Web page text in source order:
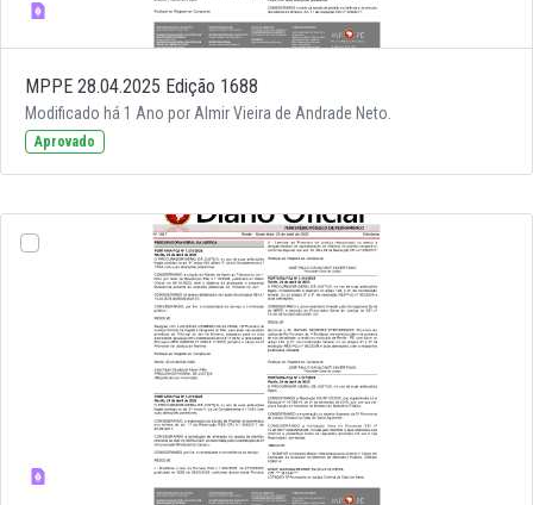
MPPE 28.04.2025 Edição 1688
Modificado há 1 Ano por Almir Vieira de Andrade Neto.
Aprovado